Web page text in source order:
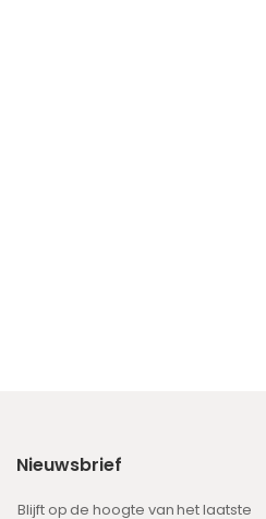
Nieuwsbrief
Blijft op de hoogte van het laatste